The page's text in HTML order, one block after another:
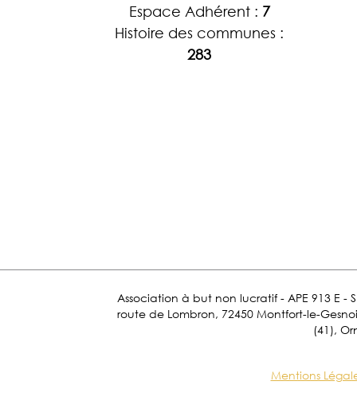
Espace Adhérent : 7
Histoire des communes :
283
Association à but non lucratif - APE 913 E -
route de Lombron, 72450 Montfort-le-
(41),
Mentions